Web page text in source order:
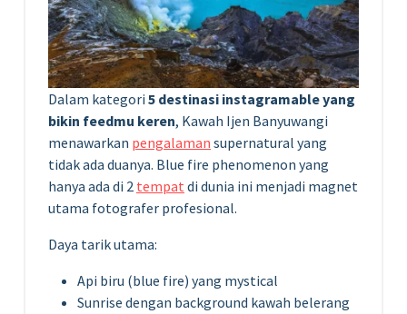
Dalam kategori 5 destinasi instagramable yang
bikin feedmu keren, Kawah Ijen Banyuwangi
menawarkan pengalaman supernatural yang
tidak ada duanya. Blue fire phenomenon yang
hanya ada di 2 tempat di dunia ini menjadi magnet
utama fotografer profesional.
Daya tarik utama:
Api biru (blue fire) yang mystical
Sunrise dengan background kawah belerang